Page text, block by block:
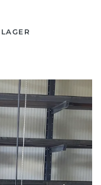
LAGER